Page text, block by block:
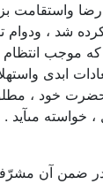
واستقامت
شد ، ودوام
موجب انتظام
ابدى
خود ، مطلق
مىآيد .
ضمن آن